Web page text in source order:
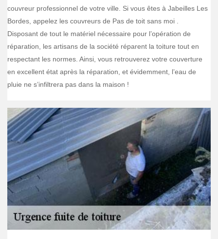
couvreur professionnel de votre ville. Si vous êtes à Jabeilles Les
Bordes, appelez les couvreurs de Pas de toit sans moi .
Disposant de tout le matériel nécessaire pour l’opération de
réparation, les artisans de la société réparent la toiture tout en
respectant les normes. Ainsi, vous retrouverez votre couverture
en excellent état après la réparation, et évidemment, l’eau de
pluie ne s’infiltrera pas dans la maison !